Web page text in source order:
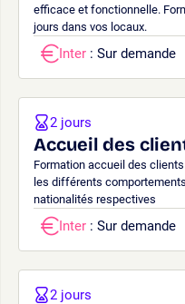
efficace et fonctionnelle.
jours dans vos locaux.
Inter : Sur demande
Accueil des
Formation accueil des
les différents
nationalités respectives
2 jours
Inter : Sur demande
2 jours